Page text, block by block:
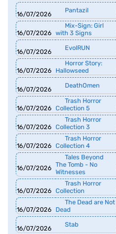
16/07/2026
Pantazil
16/07/2026
Mix-Sign: Girl
with 3 Signs
16/07/2026
EvolRUN
16/07/2026
Horror Story:
Hallowseed
16/07/2026
DeathOmen
16/07/2026
Trash Horror
Collection 5
16/07/2026
Trash Horror
Collection 3
16/07/2026
Trash Horror
Collection 4
16/07/2026
Tales Beyond
The Tomb - No
Witnesses
16/07/2026
Trash Horror
Collection
16/07/2026
The Dead are Not
Dead
16/07/2026
Stab